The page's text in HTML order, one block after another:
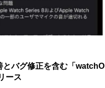
バグ修正を含む「watchO
ース